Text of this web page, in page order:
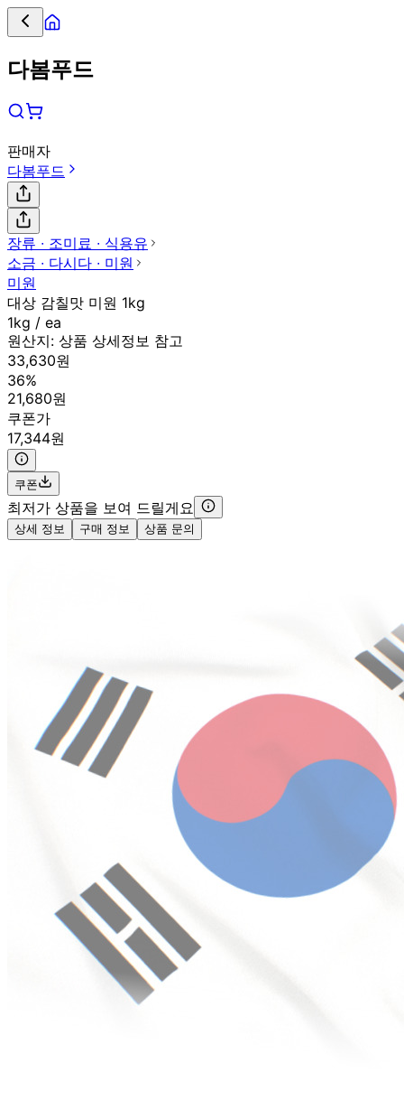
다봄푸드
판매자
다봄푸드
장류 ∙ 조미료 ∙ 식용유
소금 ∙ 다시다 ∙ 미원
미원
대상 감칠맛 미원 1kg
1kg / ea
원산지: 상품 상세정보 참고
33,630원
36%
21,680원
쿠폰가
17,344원
쿠폰
최저가 상품을 보여 드릴게요
상세 정보 구매 정보 상품 문의